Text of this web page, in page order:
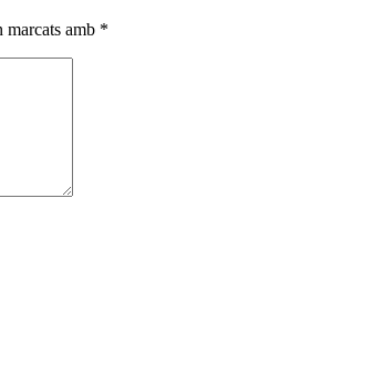
marcats amb *